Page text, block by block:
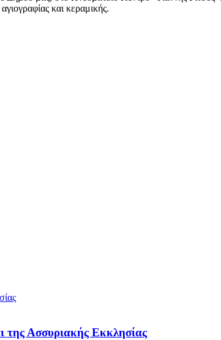
και κεραμικής.
της Ασσυριακής Εκκλησίας